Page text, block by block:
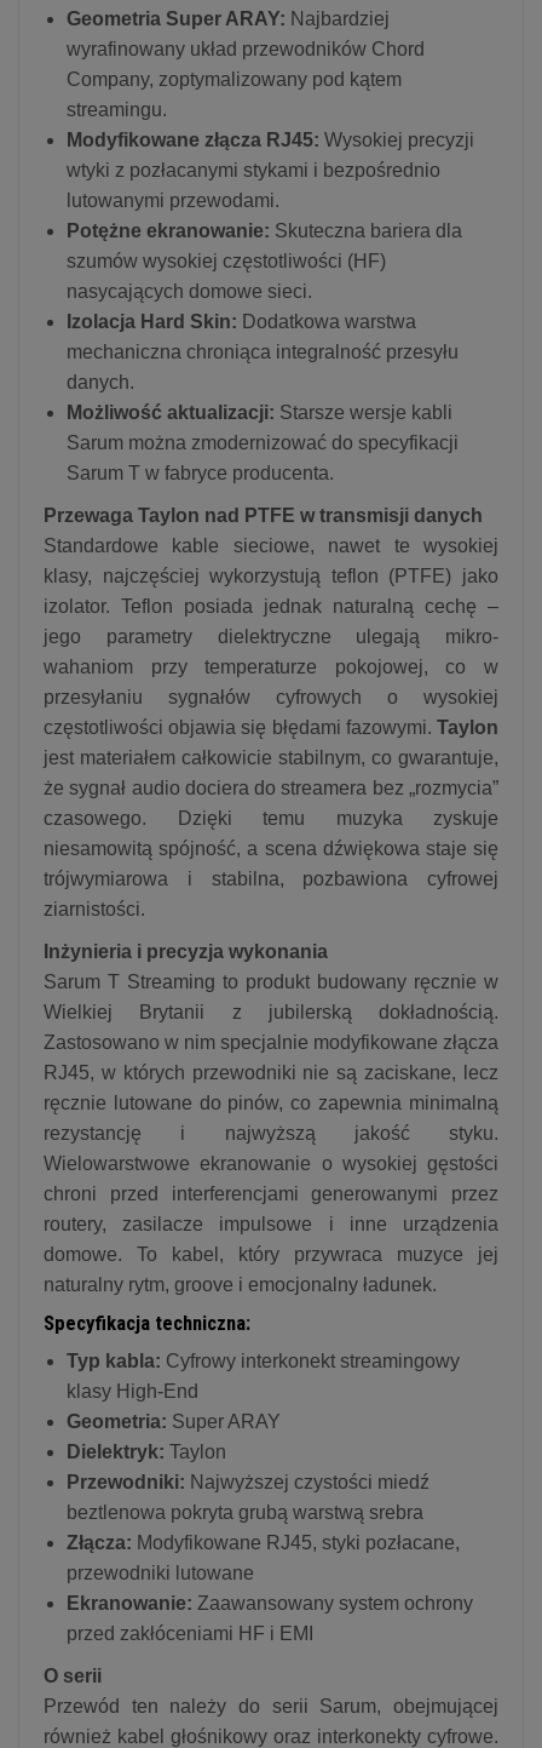
Geometria Super ARAY: Najbardziej
wyrafinowany układ przewodników Chord
Company, zoptymalizowany pod kątem
streamingu.
Modyfikowane złącza RJ45: Wysokiej precyzji
wtyki z pozłacanymi stykami i bezpośrednio
lutowanymi przewodami.
Potężne ekranowanie: Skuteczna bariera dla
szumów wysokiej częstotliwości (HF)
nasycających domowe sieci.
Izolacja Hard Skin: Dodatkowa warstwa
mechaniczna chroniąca integralność przesyłu
danych.
Możliwość aktualizacji: Starsze wersje kabli
Sarum można zmodernizować do specyfikacji
Sarum T w fabryce producenta.
Przewaga Taylon nad PTFE w transmisji danych
Standardowe kable sieciowe, nawet te wysokiej
klasy, najczęściej wykorzystują teflon (PTFE) jako
izolator. Teflon posiada jednak naturalną cechę –
jego parametry dielektryczne ulegają mikro-
wahaniom przy temperaturze pokojowej, co w
przesyłaniu sygnałów cyfrowych o wysokiej
częstotliwości objawia się błędami fazowymi. Taylon
jest materiałem całkowicie stabilnym, co gwarantuje,
że sygnał audio dociera do streamera bez „rozmycia”
czasowego. Dzięki temu muzyka zyskuje
niesamowitą spójność, a scena dźwiękowa staje się
trójwymiarowa i stabilna, pozbawiona cyfrowej
ziarnistości.
Inżynieria i precyzja wykonania
Sarum T Streaming to produkt budowany ręcznie w
Wielkiej Brytanii z jubilerską dokładnością.
Zastosowano w nim specjalnie modyfikowane złącza
RJ45, w których przewodniki nie są zaciskane, lecz
ręcznie lutowane do pinów, co zapewnia minimalną
rezystancję i najwyższą jakość styku.
Wielowarstwowe ekranowanie o wysokiej gęstości
chroni przed interferencjami generowanymi przez
routery, zasilacze impulsowe i inne urządzenia
domowe. To kabel, który przywraca muzyce jej
naturalny rytm, groove i emocjonalny ładunek.
Specyfikacja techniczna:
Typ kabla: Cyfrowy interkonekt streamingowy
klasy High-End
Geometria: Super ARAY
Dielektryk: Taylon
Przewodniki: Najwyższej czystości miedź
beztlenowa pokryta grubą warstwą srebra
Złącza: Modyfikowane RJ45, styki pozłacane,
przewodniki lutowane
Ekranowanie: Zaawansowany system ochrony
przed zakłóceniami HF i EMI
O serii
Przewód ten należy do serii Sarum, obejmującej
również kabel głośnikowy oraz interkonekty cyfrowe.